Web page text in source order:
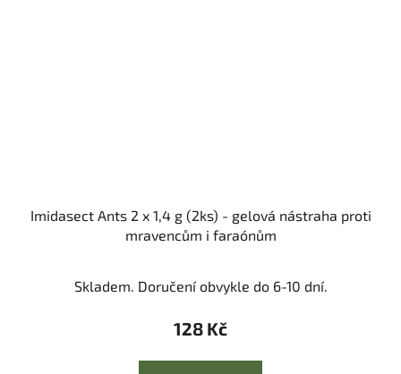
Imidasect Ants 2 x 1,4 g (2ks) - gelová nástraha proti
mravencům i faraónům
Skladem. Doručení obvykle do 6-10 dní.
128 Kč